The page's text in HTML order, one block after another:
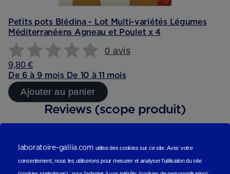
Petits pots Blédina - Lot Multi-variétés Légumes
Méditerranéens Agneau et Poulet x 4
0 avis
9,80 €
De 6 à 9 mois De 10 à 11 mois
Ajouter au panier
Reviews (scope produit)
laboratoire-gallia.com utilise des cookies sur ce site.Avec votre
consentement, nous les utiliseronspour mesurer et analyser l'utilisation du site